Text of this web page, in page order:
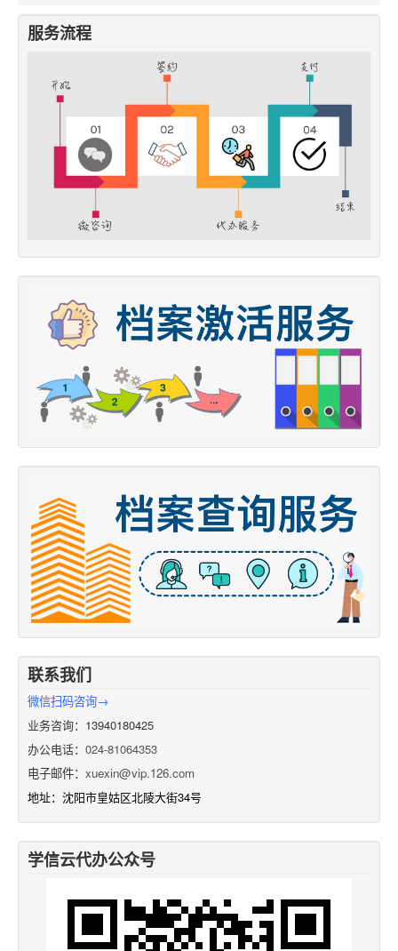
服务流程
联系我们
微信扫码咨询→
业务咨询：13940180425
办公电话： 024-81064353
电子邮件： xuexin@vip.126.com
地址：沈阳市皇姑区北陵大街34号
学信云代办公众号